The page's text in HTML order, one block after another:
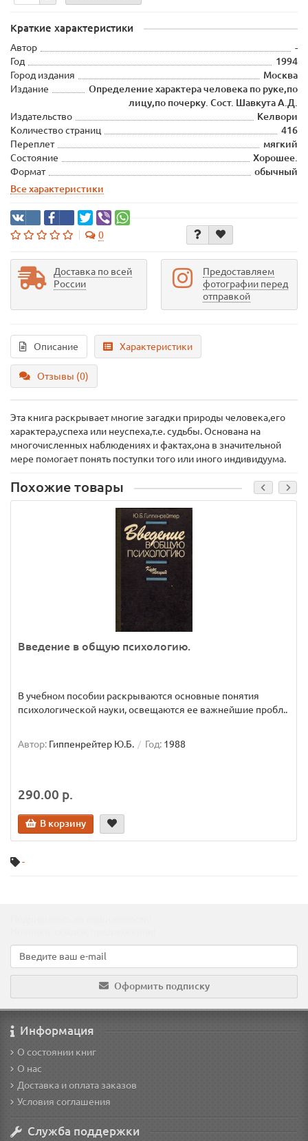
Краткие характеристики
Автор
-
Год
1994
Город издания
Москва
Издание
Определение характера человека по руке,по
лицу,по почерку. Сост. Шавкута А.Д.
Издательство
Келвори
Количество страниц
416
Переплет
мягкий
Состояние
Хорошее.
Формат
обычный
Все характеристики
0
Доставка по всей
России
Предоставляем
фотографии перед
отправкой
Описание Характеристики
Отзывы (0)
Эта книга раскрывает многие загадки природы человека,его
характера,успеха или неуспеха,т.е. судьбы. Основана на
многочисленных наблюдениях и фактах,она в значительной
мере помогает понять поступки того или иного индивидуума.
Похожие товары
Введение в общую психологию.
В учебном пособии раскрываются основные понятия
психологической науки, освещаются ее важнейшие пробл..
Автор: Гиппенрейтер Ю.Б. Год: 1988
290.00 р.
В корзину
-
Оформить подписку
Информация
О состоянии книг
О нас
Доставка и оплата заказов
Условия соглашения
Служба поддержки